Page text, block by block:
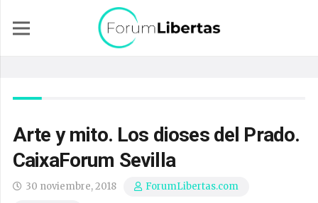
Arte y mito. Los dioses del Prado.
CaixaForum Sevilla
30 noviembre, 2018
ForumLibertas.com